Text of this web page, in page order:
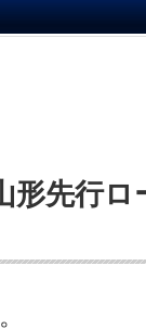
形先行